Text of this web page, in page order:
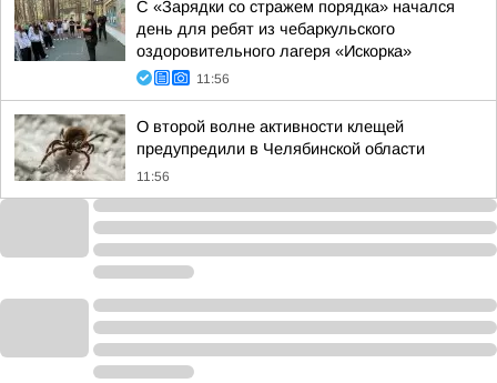
С «Зарядки со стражем порядка» начался
день для ребят из чебаркульского
оздоровительного лагеря «Искорка»
11:56
О второй волне активности клещей
предупредили в Челябинской области
11:56